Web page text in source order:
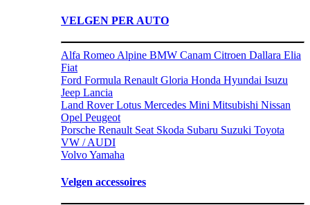
VELGEN PER AUTO
Alfa Romeo Alpine BMW Canam Citroen Dallara Elia
Fiat
Ford Formula Renault Gloria Honda Hyundai Isuzu
Jeep Lancia
Land Rover Lotus Mercedes Mini Mitsubishi Nissan
Opel Peugeot
Porsche Renault Seat Skoda Subaru Suzuki Toyota
VW / AUDI
VolvoYamaha
Velgen accessoires